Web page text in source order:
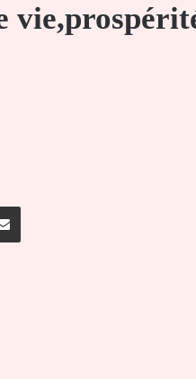
Partager par email